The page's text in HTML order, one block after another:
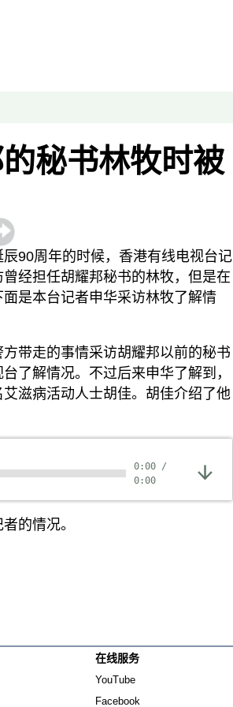
军事无禁区
劳工通讯
周嘉有话说
周末茶馆
夜话中南海
纵横大历史
网络博弈
财经时时听
论
显示 视频 个子部分
秘书林牧时被
90周年的时候，香港有线电视台记
经担任胡耀邦秘书的林牧，但是在
是本台记者申华采访林牧了解情
带走的事情采访胡耀邦以前的秘书
了解情况。不过后来申华了解到，
滋病活动人士胡佳。胡佳介绍了他
0:00 /
0:00
的情况。
在线服务
YouTube
Facebook